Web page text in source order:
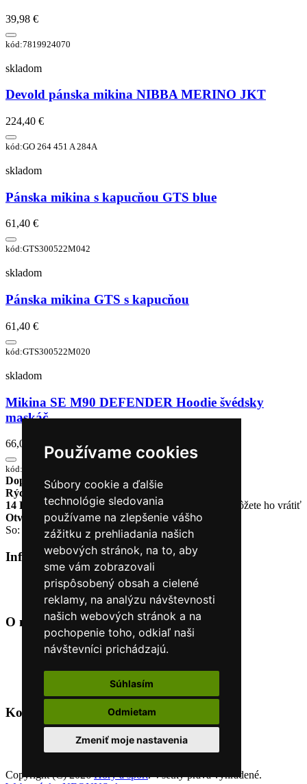
Používame cookies
Súbory cookie a ďalšie
technológie sledovania
používame na zlepšenie vášho
zážitku z prehliadania našich
webových stránok, na to, aby
sme vám zobrazovali
prispôsobený obsah a cielené
reklamy, na analýzu návštevnosti
našich webových stránok a na
pochopenie toho, odkiaľ naši
návštevníci prichádzajú.
Súhlasím
Odmietam
Zmeniť moje nastavenia
39,98 €
kód:7819924070
skladom
Devold pánska mikina NIBBA MERINO JKT
224,40 €
kód:GO 264 451 A 284A
skladom
Pánska mikina s kapucňou GTS blue
61,40 €
kód:GTS300522M042
skladom
Pánska mikina GTS s kapucňou
61,40 €
kód:GTS300522M020
skladom
Mikina SE M90 DEFENDER Hoodie švédsky
maskáč
66,00 €
kód:NAG0009
Doprava zadarmo pri objednávke nad 230€
Rýchle dodanieTovar Vám odošleme do 24 hodín
14 Dní na vrátenie tovaruAk Vám tovar nesadne, môžete ho vrátiť
Otvorené celý týždeň Po - pia: 8:30 - 16:30
So: 9:00 - 12:00
Informácie+
O nás
Kontakt
O nás +
Úvod
Nákup na splátky cez Quatro
Odstúpiť od zmluvy TU
Kontakt
+421 915 44 15 99
eshop@horyasport.sk
Copyright (C) 2026Hory a šport. Všetky práva vyhradené.